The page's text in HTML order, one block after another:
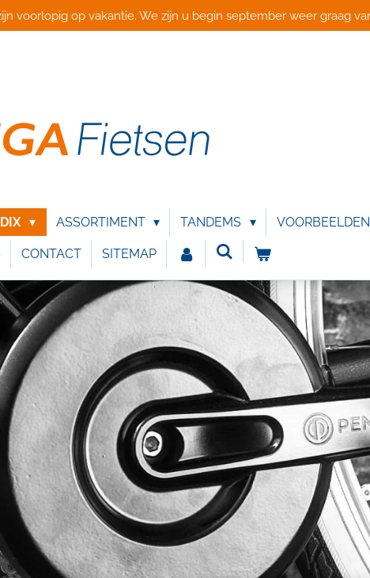
voorlopig op vakantie. We zijn u begin september weer graag
ASSORTIMENT TANDEMS
CONTACT SITEMAP